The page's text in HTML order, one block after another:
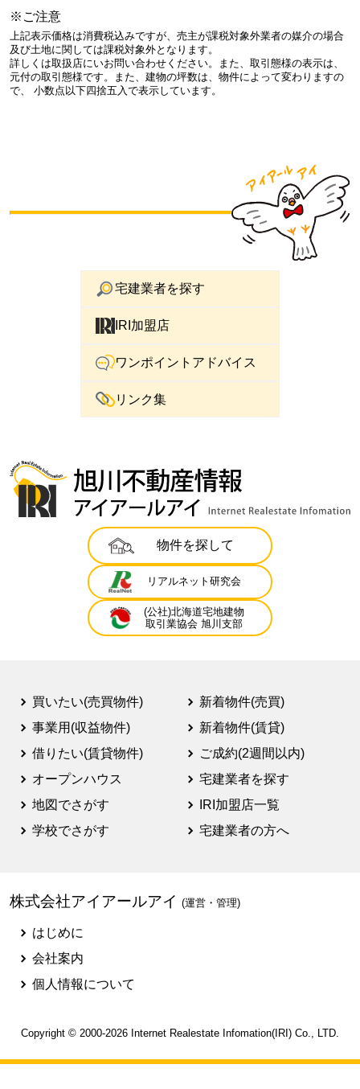
※ご注意
上記表示価格は消費税込みですが、売主が課税対象外業者の媒介の場合
及び土地に関しては課税対象外となります。
詳しくは取扱店にいお問い合わせください。また、取引態様の表示は、
元付の取引態様です。また、建物の坪数は、物件によって変わりますの
で、 小数点以下四捨五入で表示しています。
宅建業者を探す
IRI加盟店
ワンポイントアドバイス
リンク集
物件を探して
リアルネット研究会
(公社)北海道宅地建物
取引業協会 旭川支部
買いたい(売買物件)
事業用(収益物件)
借りたい(賃貸物件)
オープンハウス
地図でさがす
学校でさがす
新着物件(売買)
新着物件(賃貸)
ご成約(2週間以内)
宅建業者を探す
IRI加盟店一覧
宅建業者の方へ
株式会社アイアールアイ (運営・管理)
はじめに
会社案内
個人情報について
Copyright © 2000-2026 Internet Realestate Infomation(IRI) Co., LTD.